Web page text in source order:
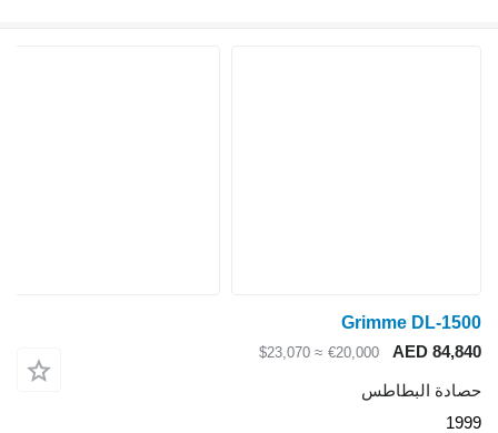
Grimme DL-1500
AED 84,840
€20,000
≈ $23,070
حصادة البطاطس
1999